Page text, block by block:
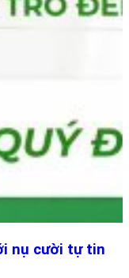
nụ cười tự tin